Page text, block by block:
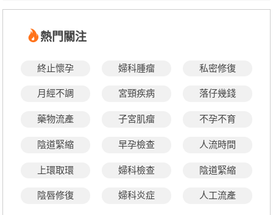
熱門關注
終止懷孕 婦科腫瘤 私密修復
月經不調 宮頸疾病 落仔幾錢
藥物流產 子宮肌瘤 不孕不育
陰道緊縮 早孕檢查 人流時間
上環取環 婦科檢查 陰道緊縮
陰唇修復 婦科炎症 人工流產